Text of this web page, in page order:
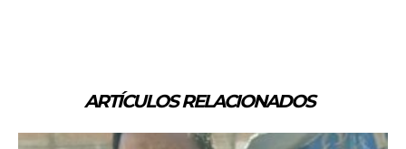
ARTÍCULOS RELACIONADOS